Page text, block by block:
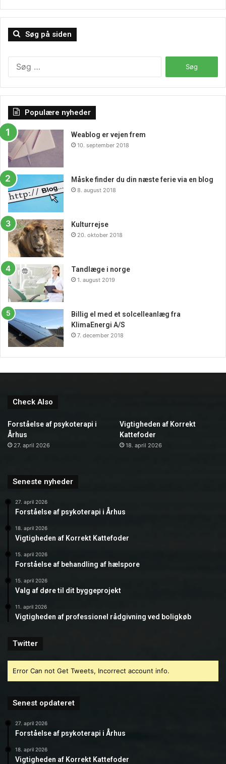
Søg på siden
Populære nyheder
Weablog er vejen frem
10. september 2018
Måske finder du din næste ferie via en blog
8. august 2018
Kulturrejse
20. oktober 2018
Tandlæge i norge
1. august 2019
Billig el med et solcelleanlæg fra
KlimaEnergi A/S
7. december 2018
Check Also
Forståelse af psykoterapi i
Århus
27. april 2026
Vigtigheden af Korrekt
Kattefoder
18. april 2026
Seneste nyheder
27. april 2026
Forståelse af psykoterapi i Århus
18. april 2026
Vigtigheden af Korrekt Kattefoder
15. april 2026
Forståelse af behandling af hælspore
15. april 2026
Valg af døre til dit byggeprojekt
11. april 2026
Vigtigheden af professionel rådgivning ved boligkøb
Twitter
Error Can not Get Tweets, Incorrect account info.
Senest opdateret
27. april 2026
Forståelse af psykoterapi i Århus
18. april 2026
Vigtigheden af Korrekt Kattefoder